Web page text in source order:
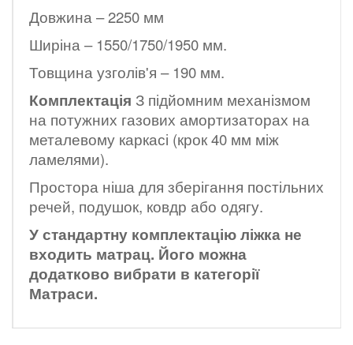
Довжина – 2250 мм
Ширіна – 1550/1750/1950 мм.
Товщина узголів'я – 190 мм.
Комплектація З підйомним механізмом
на потужних газових амортизаторах на
металевому каркасі (крок 40 мм між
ламелями).
Простора ніша для зберігання постільних
речей, подушок, ковдр або одягу.
У стандартну комплектацію ліжка не
входить матрац. Його можна
додатково вибрати в категорії
Матраси.